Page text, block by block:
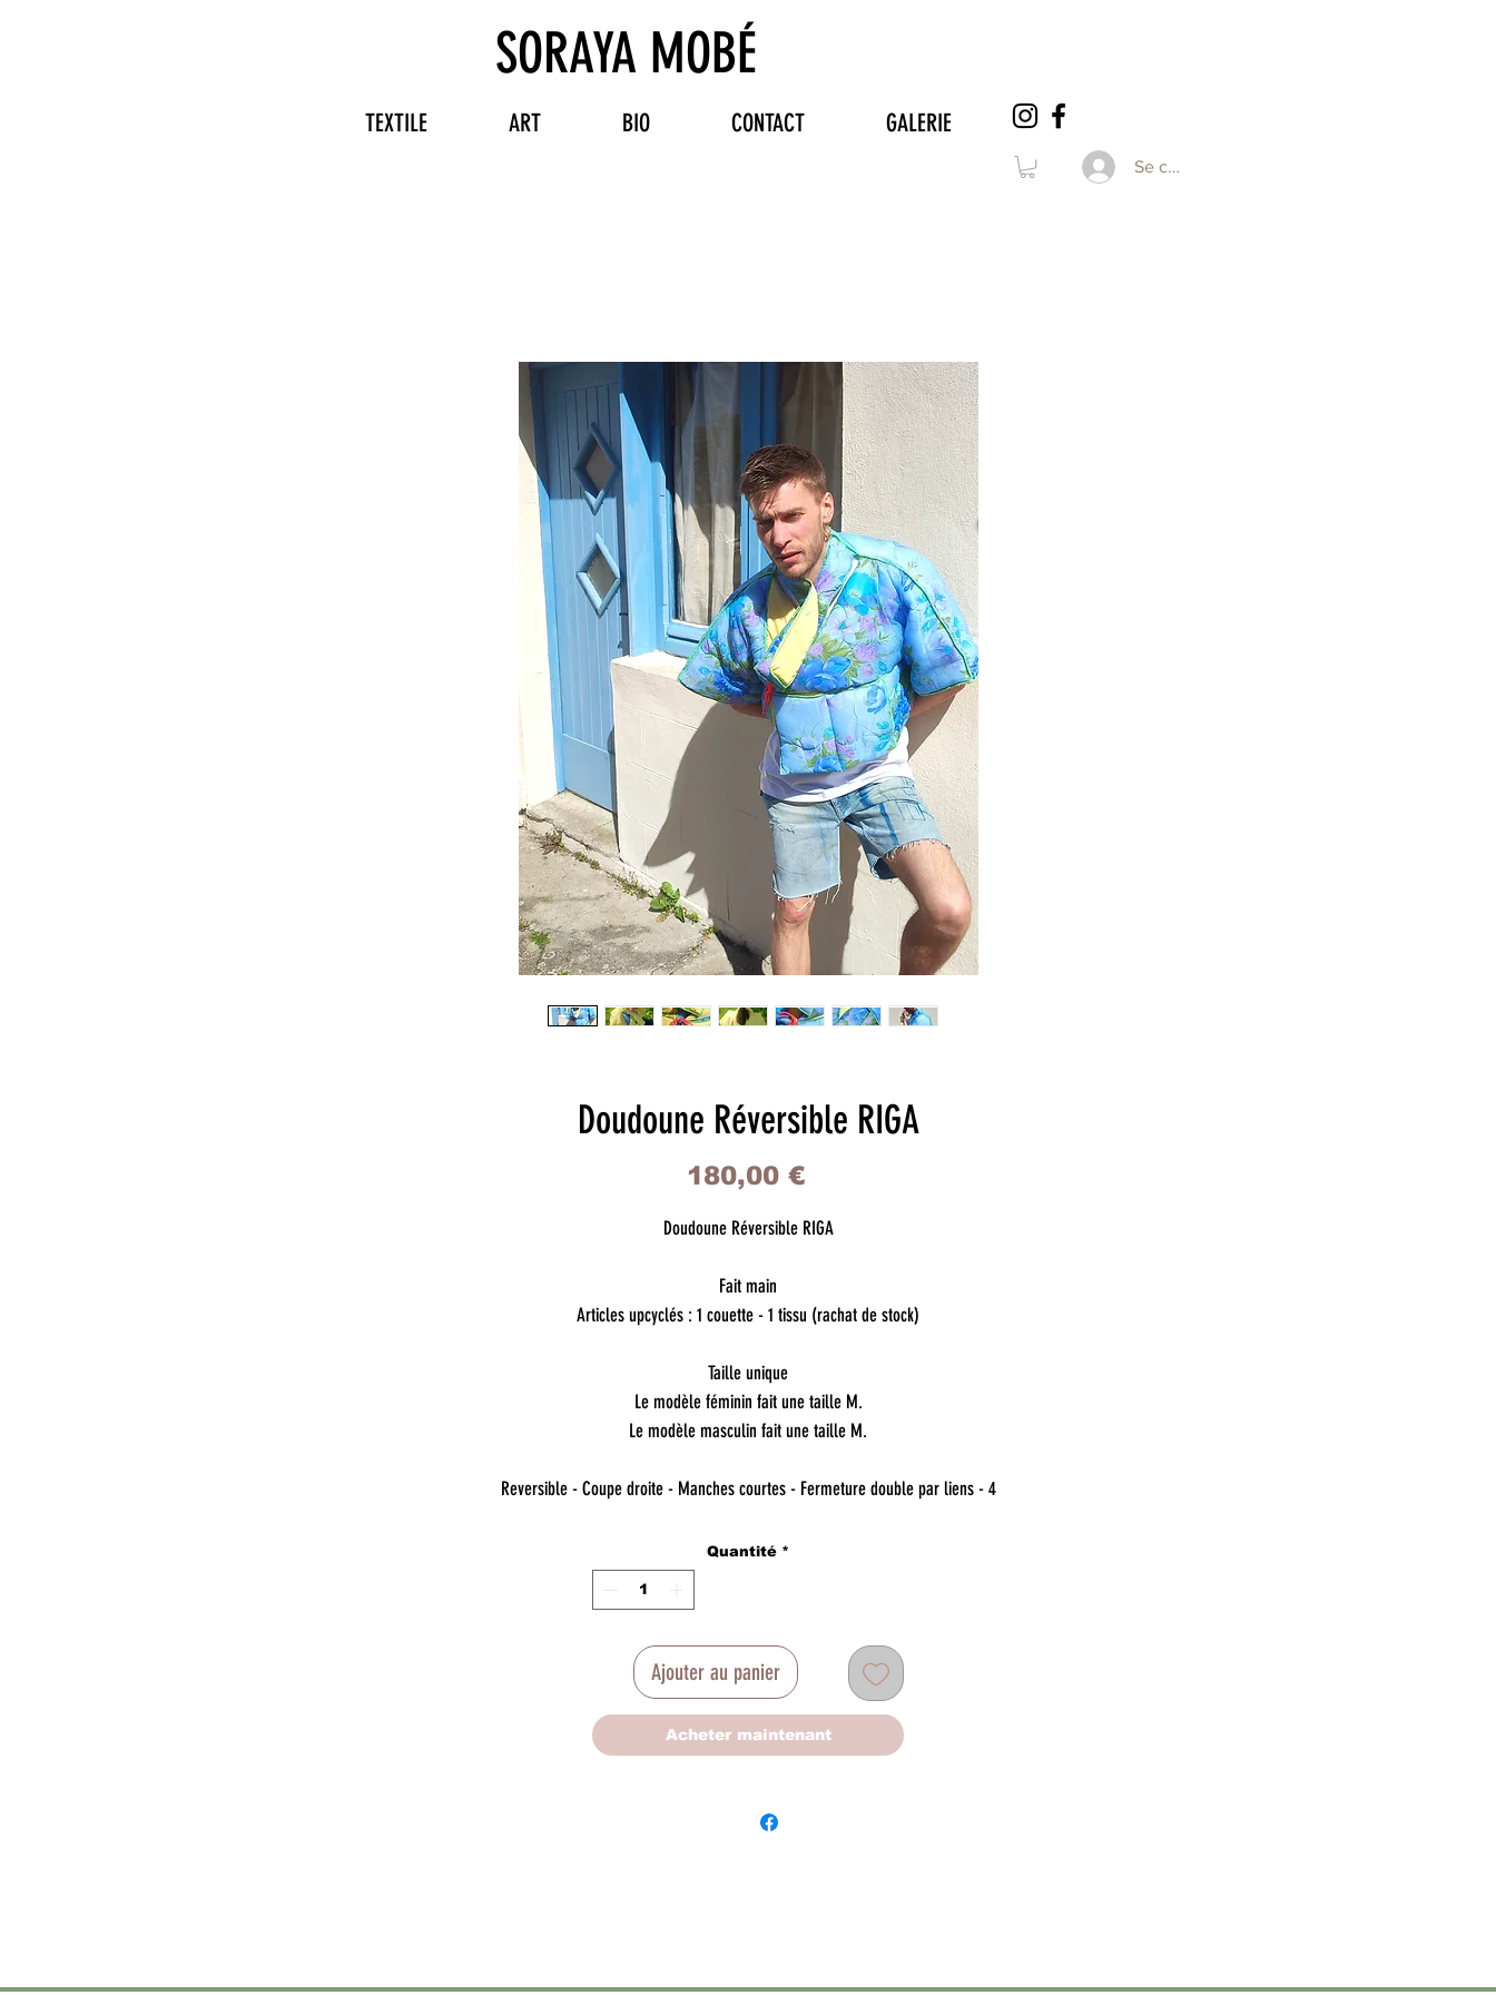
SORAYA MOBÉ
TEXTILE ART BIO CONTACT GALERIE
Se connecter
Doudoune Réversible RIGA
180,00 €Prix
Doudoune Réversible RIGA
Fait main
Articles upcyclés : 1 couette - 1 tissu (rachat de stock)
Taille unique
Le modèle féminin fait une taille M.
Le modèle masculin fait une taille M.
Reversible - Coupe droite - Manches courtes - Fermeture double par liens - 4
Tissu principal : synthétique
Rembourrage : ouate
Quantité *
Ajouter au panier
Acheter maintenant